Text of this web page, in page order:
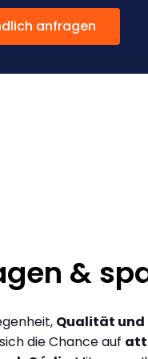
anfragen
&
Qualität und
die Chance auf